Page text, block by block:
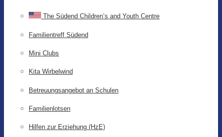
The Südend Children’s and Youth Centre
Familientreff Südend
Mini Clubs
Kita Wirbelwind
Betreuungsangebot an Schulen
Familienlotsen
Hilfen zur Erziehung (HzE)